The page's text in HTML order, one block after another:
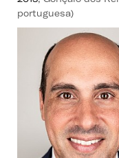
portuguesa)